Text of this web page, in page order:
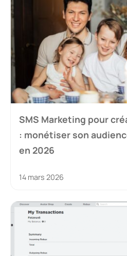
SMS Marketing pour
: monétiser son
en 2026
14 mars 2026